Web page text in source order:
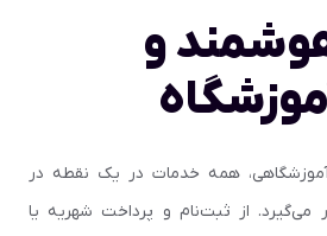
و
همه خدمات در یک نقطه در
می‌گیرد. از ثبت‌نام و پرداخت شهریه یا